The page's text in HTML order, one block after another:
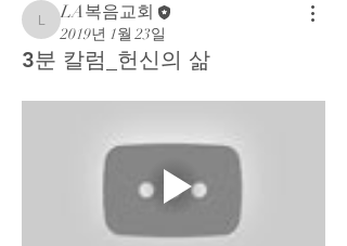
LA복음교회
LA복음교회
2019년 1월 23일
3분 칼럼_헌신의 삶